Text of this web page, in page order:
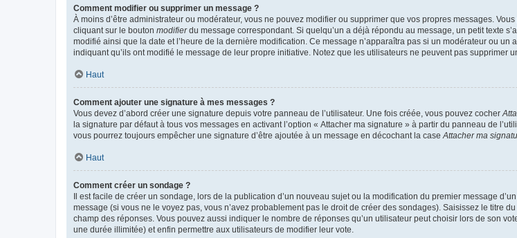
Comment modifier ou supprimer un message ?
À moins d’être administrateur ou modérateur, vous ne pouvez modifier ou supprimer que vos propres messages.
cliquant sur le bouton modifierdu message correspondant. Si quelqu’un a déjà répondu au message, un petit texte
modifié ainsi que la date et l’heure de la dernière modification. Ce message n’apparaîtra pas si un modérateur ou
indiquant qu’ils ont modifié le message de leur propre initiative. Notez que les utilisateurs ne peuvent pas supprimer
Haut
Comment ajouter une signature à mes messages ?
Vous devez d’abord créer une signature depuis votre panneau de l’utilisateur. Une fois créée, vous pouvez cocher
la signature par défaut à tous vos messages en activant l’option « Attacher ma signature » à partir du panneau de
vous pourrez toujours empêcher une signature d’être ajoutée à un message en décochant la case Attacher ma
Haut
Comment créer un sondage ?
Il est facile de créer un sondage, lors de la publication d’un nouveau sujet ou la modification du premier message
message (si vous ne le voyez pas, vous n’avez probablement pas le droit de créer des sondages). Saisissez le titre
champ des réponses. Vous pouvez aussi indiquer le nombre de réponses qu’un utilisateur peut choisir lors de son
une durée illimitée) et enfin permettre aux utilisateurs de modifier leur vote.